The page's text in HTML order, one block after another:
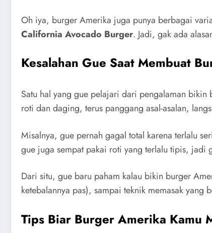
Oh iya, burger Amerika juga punya berbagai
California Avocado Burger. Jadi, gak ada
Kesalahan Gue Saat Membuat
Satu hal yang gue pelajari dari pengalaman
roti dan daging, terus panggang asal-asalan,
Misalnya, gue pernah gagal total karena terlalu
gue juga sempat pakai roti yang terlalu tipis, jadi
Dari situ, gue baru paham kalau bikin burger
ketebalannya pas), sampai teknik memasak yang
Tips Biar Burger Amerika Kamu